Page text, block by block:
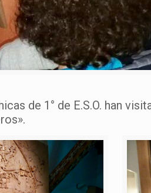
de 1° de E.S.O. han